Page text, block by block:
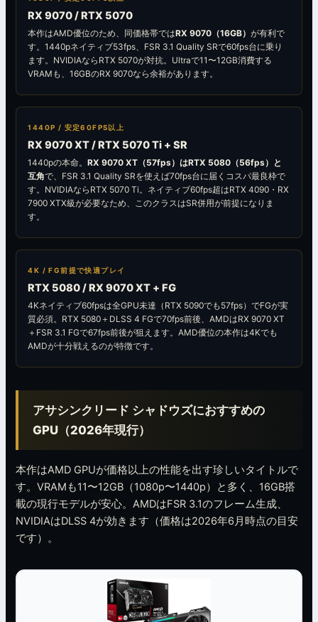
RX 9070 / RTX 5070
本作はAMD優位のため、同価格帯ではRX 9070（16GB）が有利で
す。1440pネイティブ53fps、FSR 3.1 Quality SRで60fps台に乗り
ます。NVIDIAならRTX 5070が対抗。Ultraで11〜12GB消費する
VRAMも、16GBのRX 9070なら余裕があります。
1440P / 安定60FPS以上
RX 9070 XT / RTX 5070 Ti + SR
1440pの本命。RX 9070 XT（57fps）はRTX 5080（56fps）と
互角で、FSR 3.1 Quality SRを使えば70fps台に届くコスパ最良枠で
す。NVIDIAならRTX 5070 Ti。ネイティブ60fps超はRTX 4090・RX
7900 XTX級が必要なため、このクラスはSR併用が前提になりま
す。
4K / FG前提で快適プレイ
RTX 5080 / RX 9070 XT + FG
4Kネイティブ60fpsは全GPU未達（RTX 5090でも57fps）でFGが実
質必須。RTX 5080＋DLSS 4 FGで70fps前後、AMDはRX 9070 XT
＋FSR 3.1 FGで67fps前後が狙えます。AMD優位の本作は4Kでも
AMDが十分戦えるのが特徴です。
アサシンクリード シャドウズにおすすめの
GPU（2026年現行）
本作はAMD GPUが価格以上の性能を出す珍しいタイトルで
す。VRAMも11〜12GB（1080p〜1440p）と多く、16GB搭
載の現行モデルが安心。AMDはFSR 3.1のフレーム生成、
NVIDIAはDLSS 4が効きます（価格は2026年6月時点の目安
です）。